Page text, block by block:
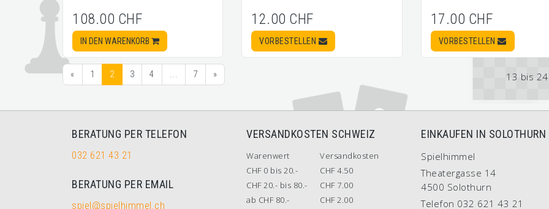
108.00 CHF
IN DEN WARENKORB
12.00 CHF
VORBESTELLEN
17.00 CHF
VORBESTELLEN
« 1 2 3 4 ... 7 » 13 bis
BERATUNG PER TELEFON
032 621 43 21
BERATUNG PER EMAIL
spiel@spielhimmel.ch
VERSANDKOSTEN SCHWEIZ
Warenwert
Versandkosten
CHF 0 bis 20.-
CHF 4.50
CHF 20.- bis 80.-
CHF 7.00
ab CHF 80.-
CHF 2.00
EINKAUFEN IN SOLOTHURN
Spielhimmel
Theatergasse 14
4500 Solothurn
Telefon 032 621 43 21